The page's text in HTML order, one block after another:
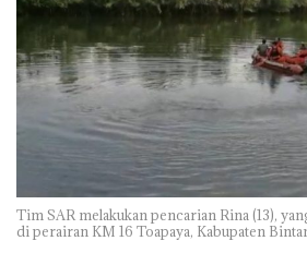
Tim SAR melakukan pencarian Rina (13),
di perairan KM 16 Toapaya, Kabupaten